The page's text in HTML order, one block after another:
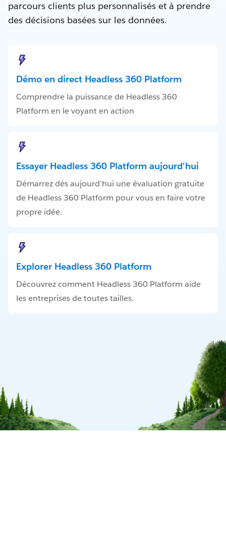
parcours clients plus personnalisés et à prendre
des décisions basées sur les données.
Démo en direct Headless 360 Platform
Comprendre la puissance de Headless 360
Platform en le voyant en action
Essayer Headless 360 Platform aujourd'hui
Démarrez dès aujourd'hui une évaluation gratuite
de Headless 360 Platform pour vous en faire votre
propre idée.
Explorer Headless 360 Platform
Découvrez comment Headless 360 Platform aide
les entreprises de toutes tailles.